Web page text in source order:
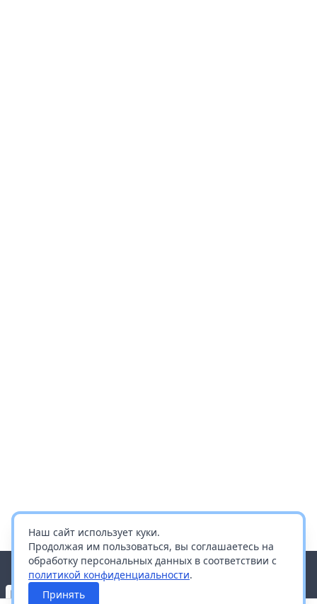
Наш сайт использует куки.
Продолжая им пользоваться, вы соглашаетесь на
обработку персональных данных в соответствии с
политикой конфиденциальности.
Принять